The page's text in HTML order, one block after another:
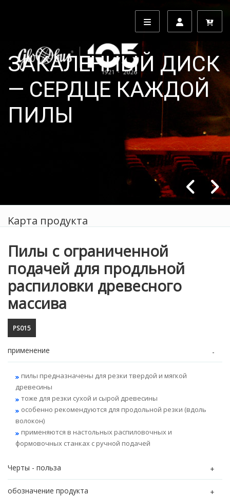
ЗАКАЛЕННЫЙ ДИСК
— СЕРДЦЕ КАЖДОЙ
ПИЛЫ
Kарта продукта
Пилы с ограниченной
подачей для продльной
распиловки древесного
массива
PS015
применение
пилы предназначены для резки твердой и мягкой
древесины
тоже для резки сухой и сырой древесины
особенно рекомендуются для продольной резки (вдоль
волокон)
применяются в настольных распиловочных и
формовочных станках с ручной подачей
Черты - польза
обозначение продукта